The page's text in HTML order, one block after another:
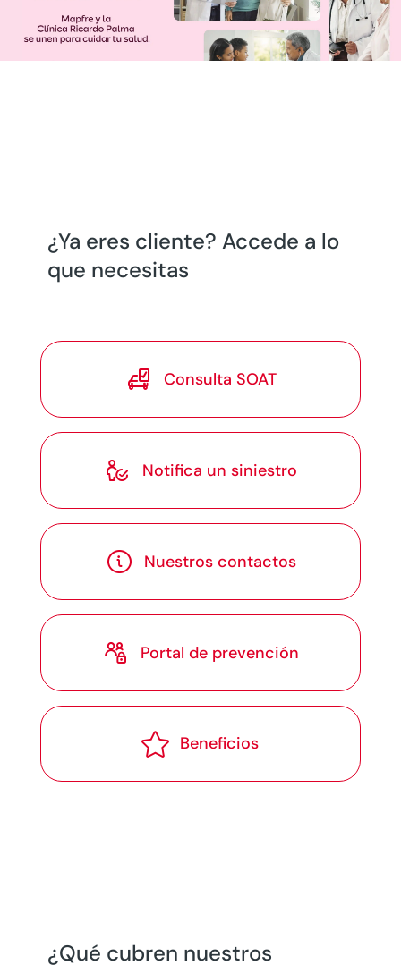
¿Ya eres cliente? Accede a lo
que necesitas
 Consulta SOAT
 Notifica un siniestro
 Nuestros contactos
 Portal de prevención
 Beneficios
¿Qué cubren nuestros